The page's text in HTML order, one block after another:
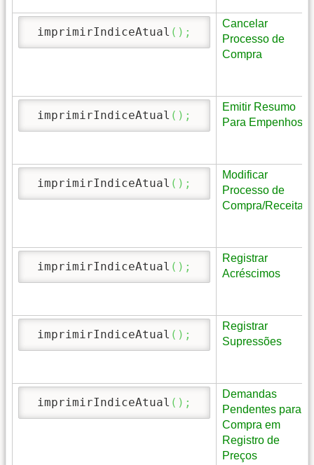
imprimirIndiceAtual ( ) ;
Cancelar
Processo de
Compra
imprimirIndiceAtual ( ) ;
Emitir Resumo
Para Empenhos
imprimirIndiceAtual ( ) ;
Modificar
Processo de
Compra/Receitas
imprimirIndiceAtual ( ) ;
Registrar
Acréscimos
imprimirIndiceAtual ( ) ;
Registrar
Supressões
imprimirIndiceAtual ( ) ;
Demandas
Pendentes para
Compra em
Registro de
Preços